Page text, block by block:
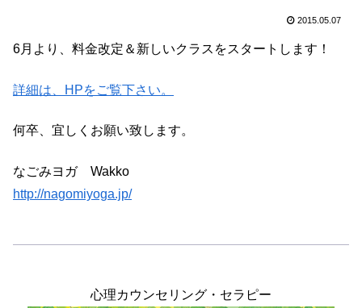
2015.05.07
6月より、料金改定＆新しいクラスをスタートします！
詳細は、HPをご覧下さい。
何卒、宜しくお願い致します。
なごみヨガ Wakko
http://nagomiyoga.jp/
心理カウンセリング・セラピー